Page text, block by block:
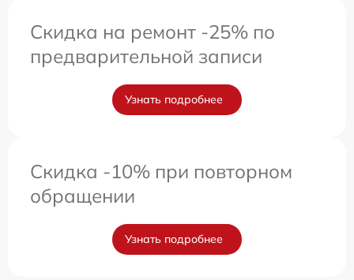
Скидка на ремонт -25% по
предварительной записи
Узнать подробнее
Скидка -10% при повторном
обращении
Узнать подробнее